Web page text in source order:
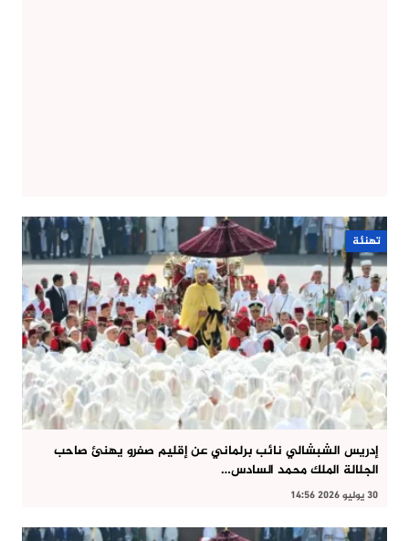
تهنئة
إدريس الشبشالي نائب برلماني عن إقليم صفرو يهنئ صاحب
الجلالة الملك محمد السادس…
30 يوليو 2026 14:56